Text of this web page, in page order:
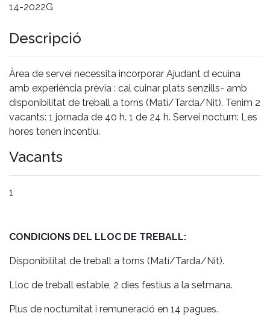
14-2022G
Descripció
Àrea de servei necessita incorporar Ajudant d ecuina
amb experiència prèvia : cal cuinar plats senzills- amb
disponibilitat de treball a torns (Matí/Tarda/Nit). Tenim 2
vacants: 1 jornada de 40 h. 1 de 24 h. Servei nocturn: Les
hores tenen incentiu.
Vacants
1
CONDICIONS DEL LLOC DE TREBALL:
Disponibilitat de treball a torns (Matí/Tarda/Nit).
Lloc de treball estable, 2 dies festius a la setmana.
Plus de nocturnitat i remuneració en 14 pagues.